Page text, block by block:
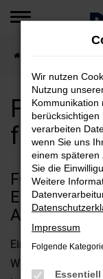
Zum
springen
Ford
für
FORD
EXZELLENZ
Ein Ford
Wahl, wenn es um
Wir nutzen
Nutzung
Kommunikation
verarbeiten
wenn Sie uns
einem späteren
Sie die
Weitere
Impressum
Folgende
Essentiell